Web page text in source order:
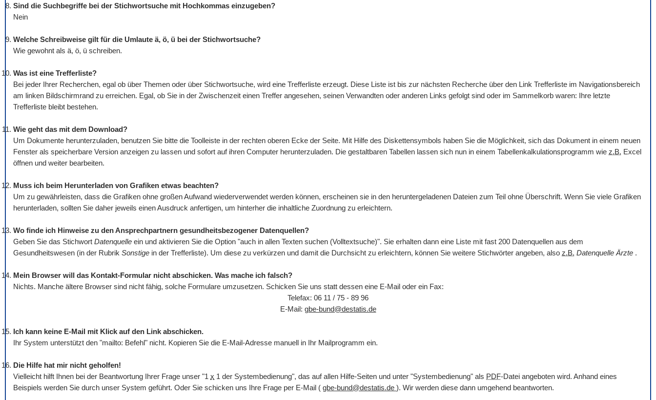
Sind die Suchbegriffe bei der Stichwortsuche mit Hochkommas einzugeben?
Nein
Welche Schreibweise gilt für die Umlaute ä, ö, ü bei der Stichwortsuche?
Wie gewohnt als ä, ö, ü schreiben.
Was ist eine Trefferliste?
Bei jeder Ihrer Recherchen, egal ob über Themen oder über Stichwortsuche, wird eine Trefferliste erzeugt. Diese Liste ist bis zur nächsten Recherche über den Link Trefferliste im Navigationsbereich
am linken Bildschirmrand zu erreichen. Egal, ob Sie in der Zwischenzeit einen Treffer angesehen, seinen Verwandten oder anderen Links gefolgt sind oder im Sammelkorb waren: Ihre letzte
Trefferliste bleibt bestehen.
Wie geht das mit dem Download?
Um Dokumente herunterzuladen, benutzen Sie bitte die Toolleiste in der rechten oberen Ecke der Seite. Mit Hilfe des Diskettensymbols haben Sie die Möglichkeit, sich das Dokument in einem neuen
Fenster als speicherbare Version anzeigen zu lassen und sofort auf ihren Computer herunterzuladen. Die gestaltbaren Tabellen lassen sich nun in einem Tabellenkalkulationsprogramm wie z.B. Excel
öffnen und weiter bearbeiten.
Muss ich beim Herunterladen von Grafiken etwas beachten?
Um zu gewährleisten, dass die Grafiken ohne großen Aufwand wiederverwendet werden können, erscheinen sie in den heruntergeladenen Dateien zum Teil ohne Überschrift. Wenn Sie viele Grafiken
herunterladen, sollten Sie daher jeweils einen Ausdruck anfertigen, um hinterher die inhaltliche Zuordnung zu erleichtern.
Wo finde ich Hinweise zu den Ansprechpartnern gesundheitsbezogener Datenquellen?
Geben Sie das Stichwort Datenquelle ein und aktivieren Sie die Option "auch in allen Texten suchen (Volltextsuche)". Sie erhalten dann eine Liste mit fast 200 Datenquellen aus dem
Gesundheitswesen (in der Rubrik Sonstige in der Trefferliste). Um diese zu verkürzen und damit die Durchsicht zu erleichtern, können Sie weitere Stichwörter angeben, also z.B. Datenquelle Ärzte .
Mein Browser will das Kontakt-Formular nicht abschicken. Was mache ich falsch?
Nichts. Manche ältere Browser sind nicht fähig, solche Formulare umzusetzen. Schicken Sie uns statt dessen eine E-Mail oder ein Fax:
Telefax: 06 11 / 75 - 89 96
E-Mail: gbe-bund@destatis.de
Ich kann keine E-Mail mit Klick auf den Link abschicken.
Ihr System unterstützt den "mailto: Befehl" nicht. Kopieren Sie die E-Mail-Adresse manuell in Ihr Mailprogramm ein.
Die Hilfe hat mir nicht geholfen!
Vielleicht hilft Ihnen bei der Beantwortung Ihrer Frage unser "1 x 1 der Systembedienung", das auf allen Hilfe-Seiten und unter "Systembedienung" als PDF-Datei angeboten wird. Anhand eines
Beispiels werden Sie durch unser System geführt. Oder Sie schicken uns Ihre Frage per E-Mail ( gbe-bund@destatis.de ). Wir werden diese dann umgehend beantworten.